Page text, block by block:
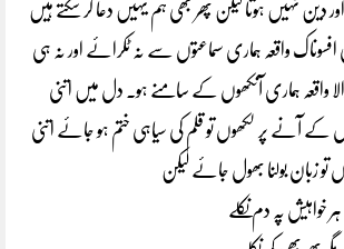
دین نہیں ہوتا لیکن پھر بھی ہم یہیں دعا کر سکتے ہیں
واقعہ ہماری سماعتوں سے نہ ٹکرائے اور نہ ہی
واقعہ ہماری آنکھوں کے سامنے ہو۔ دل میں اتنی
کے آنے پر لکھوں تو قلم کی سیاہی ختم ہو جائے اتنی
تو زبان بولنا بھول جائے لیکن
خواہیش پہ دم نکلے